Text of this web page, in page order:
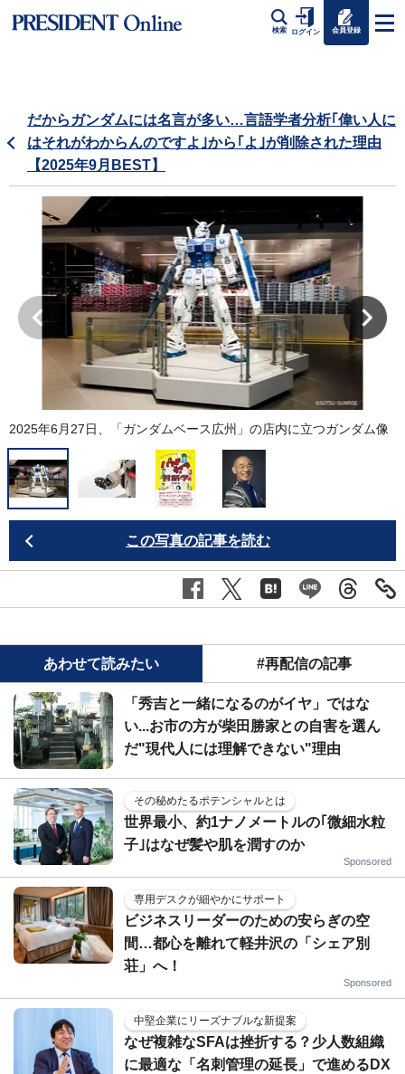
検索 ログイン 会員登録
だからガンダムには名言が多い…言語学者分析｢偉い人に
はそれがわからんのですよ｣から｢よ｣が削除された理由
【2025年9月BEST】
2025年6月27日、「ガンダムベース広州」の店内に立つガンダム像
この写真の記事を読む
あわせて読みたい #再配信の記事
「秀吉と一緒になるのがイヤ」ではな
い...お市の方が柴田勝家との自害を選ん
だ"現代人には理解できない"理由
その秘めたるポテンシャルとは
世界最小、約1ナノメートルの｢微細水粒
子｣はなぜ髪や肌を潤すのか
Sponsored
専用デスクが細やかにサポート
ビジネスリーダーのための安らぎの空
間…都心を離れて軽井沢の「シェア別
荘」へ！
Sponsored
中堅企業にリーズナブルな新提案
なぜ複雑なSFAは挫折する？少人数組織
に最適な「名刺管理の延長」で進めるDX